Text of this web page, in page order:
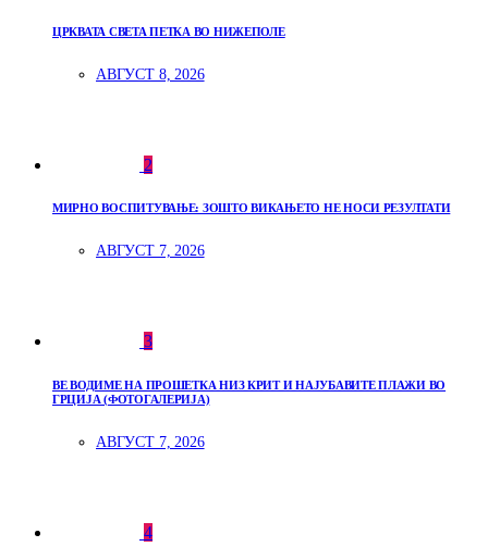
ЦРКВАТА СВЕТА ПЕТКА ВО НИЖЕПОЛЕ
АВГУСТ 8, 2026
2
МИРНО ВОСПИТУВАЊЕ: ЗОШТО ВИКАЊЕТО НЕ НОСИ РЕЗУЛТАТИ
АВГУСТ 7, 2026
3
ВЕ ВОДИМЕ НА ПРОШЕТКА НИЗ КРИТ И НАЈУБАВИТЕ ПЛАЖИ ВО
ГРЦИЈА (ФОТОГАЛЕРИЈА)
АВГУСТ 7, 2026
4